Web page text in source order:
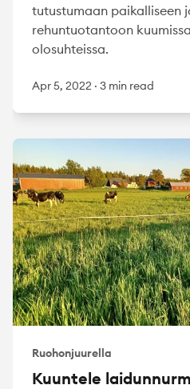
tutustumaan paikalliseen
rehuntuotantoon
olosuhteissa.
Apr 5, 2022 · 3 min read
Ruohonjuurella
Kuuntele